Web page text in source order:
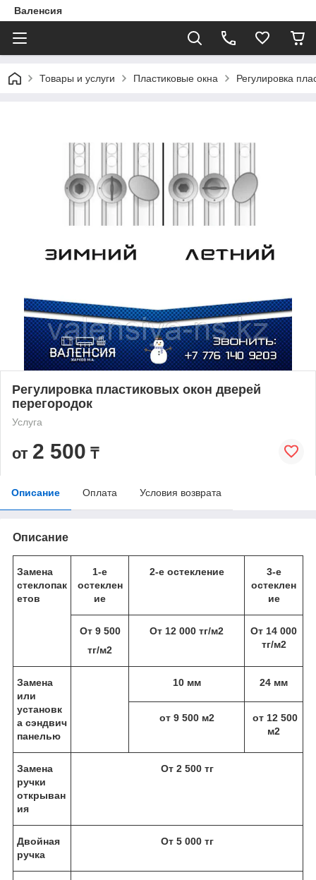
Валенсия
Товары и услуги Пластиковые окна Регулировка
Регулировка пластиковых окон дверей
перегородок
Услуга
от 2 500 ₸
Описание Оплата Условия возврата
Описание
Замена
стеклопак
етов
1-е
остеклен
ие
2-е остекление
3-е
остеклен
ие
От 9 500
тг/м2
От 12 000 тг/м2
От 14 000
тг/м2
Замена
или
установк
а сэндвич
панелью
10 мм 24 мм
от 9 500 м2
от 12 500
м2
Замена
ручки
открыван
ия
От 2 500 тг
Двойная
ручка
От 5 000 тг